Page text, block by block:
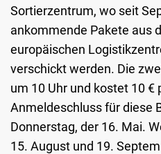
Sortierzentrum, wo seit
ankommende Pakete aus
europäischen
verschickt werden. Die
um 10 Uhr und kostet 10 €
Anmeldeschluss für diese
Donnerstag, der 16. Mai.
15. August und 19.